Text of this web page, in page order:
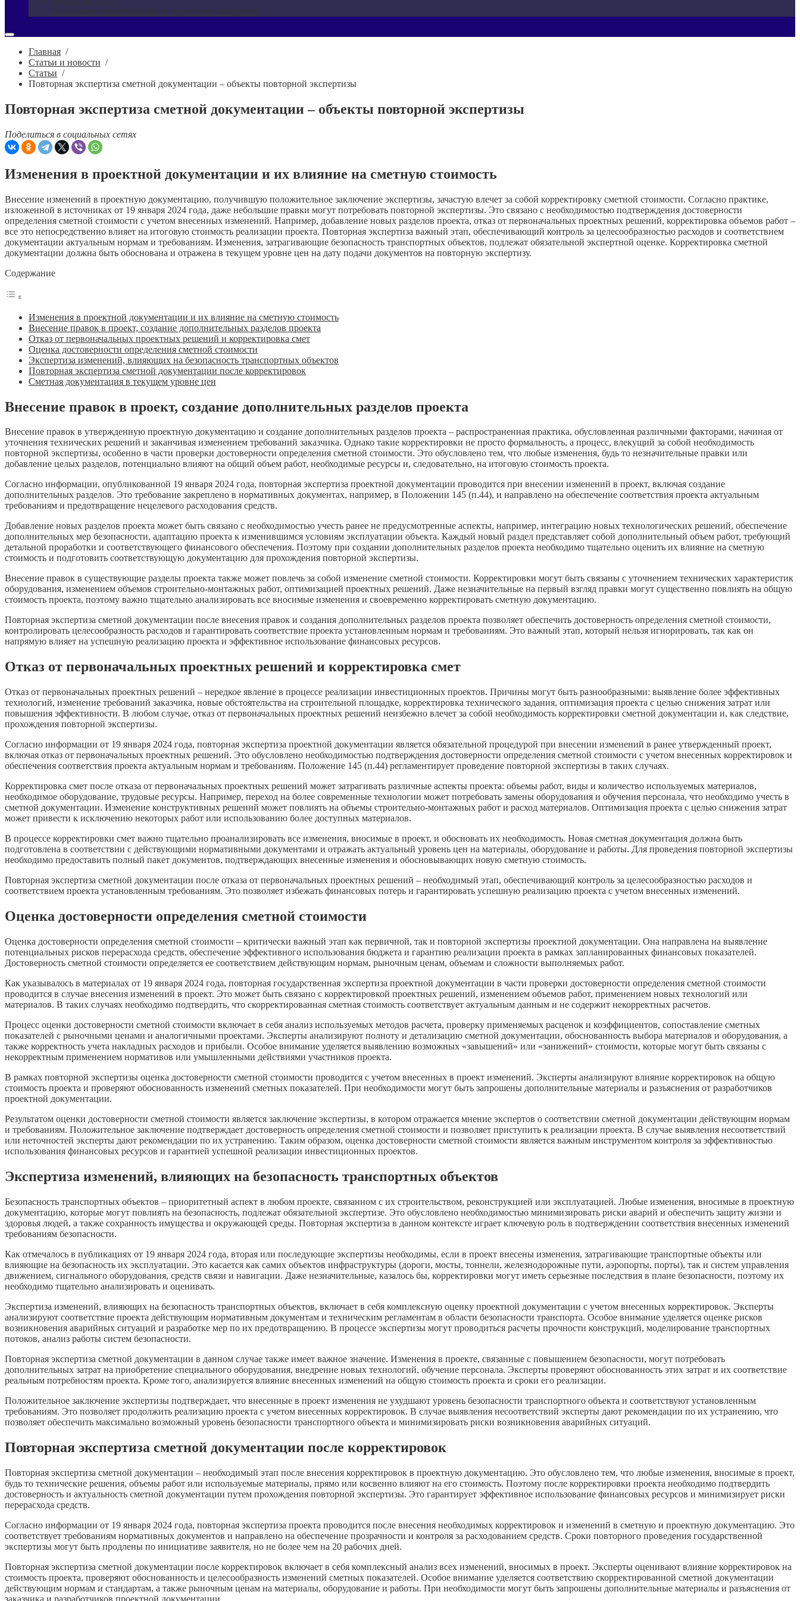
Взыскание с застройщика за недостатки квартиры
Главная /
Статьи и новости /
Статьи /
Повторная экспертиза сметной документации – объекты повторной экспертизы
Повторная экспертиза сметной документации – объекты повторной экспертизы
Поделиться в социальных сетях
Изменения в проектной документации и их влияние на сметную стоимость
Внесение изменений в проектную документацию, получившую положительное заключение экспертизы, зачастую влечет за собой корректировку сметной стоимости. Согласно практике,
изложенной в источниках от 19 января 2024 года, даже небольшие правки могут потребовать повторной экспертизы. Это связано с необходимостью подтверждения достоверности
определения сметной стоимости с учетом внесенных изменений. Например, добавление новых разделов проекта, отказ от первоначальных проектных решений, корректировка объемов работ –
все это непосредственно влияет на итоговую стоимость реализации проекта. Повторная экспертиза важный этап, обеспечивающий контроль за целесообразностью расходов и соответствием
документации актуальным нормам и требованиям. Изменения, затрагивающие безопасность транспортных объектов, подлежат обязательной экспертной оценке. Корректировка сметной
документации должна быть обоснована и отражена в текущем уровне цен на дату подачи документов на повторную экспертизу.
Содержание
Изменения в проектной документации и их влияние на сметную стоимость
Внесение правок в проект, создание дополнительных разделов проекта
Отказ от первоначальных проектных решений и корректировка смет
Оценка достоверности определения сметной стоимости
Экспертиза изменений, влияющих на безопасность транспортных объектов
Повторная экспертиза сметной документации после корректировок
Сметная документация в текущем уровне цен
Внесение правок в проект, создание дополнительных разделов проекта
Внесение правок в утвержденную проектную документацию и создание дополнительных разделов проекта – распространенная практика, обусловленная различными факторами, начиная от
уточнения технических решений и заканчивая изменением требований заказчика. Однако такие корректировки не просто формальность, а процесс, влекущий за собой необходимость
повторной экспертизы, особенно в части проверки достоверности определения сметной стоимости. Это обусловлено тем, что любые изменения, будь то незначительные правки или
добавление целых разделов, потенциально влияют на общий объем работ, необходимые ресурсы и, следовательно, на итоговую стоимость проекта.
Согласно информации, опубликованной 19 января 2024 года, повторная экспертиза проектной документации проводится при внесении изменений в проект, включая создание
дополнительных разделов. Это требование закреплено в нормативных документах, например, в Положении 145 (п.44), и направлено на обеспечение соответствия проекта актуальным
требованиям и предотвращение нецелевого расходования средств.
Добавление новых разделов проекта может быть связано с необходимостью учесть ранее не предусмотренные аспекты, например, интеграцию новых технологических решений, обеспечение
дополнительных мер безопасности, адаптацию проекта к изменившимся условиям эксплуатации объекта. Каждый новый раздел представляет собой дополнительный объем работ, требующий
детальной проработки и соответствующего финансового обеспечения. Поэтому при создании дополнительных разделов проекта необходимо тщательно оценить их влияние на сметную
стоимость и подготовить соответствующую документацию для прохождения повторной экспертизы.
Внесение правок в существующие разделы проекта также может повлечь за собой изменение сметной стоимости. Корректировки могут быть связаны с уточнением технических характеристик
оборудования, изменением объемов строительно-монтажных работ, оптимизацией проектных решений. Даже незначительные на первый взгляд правки могут существенно повлиять на общую
стоимость проекта, поэтому важно тщательно анализировать все вносимые изменения и своевременно корректировать сметную документацию.
Повторная экспертиза сметной документации после внесения правок и создания дополнительных разделов проекта позволяет обеспечить достоверность определения сметной стоимости,
контролировать целесообразность расходов и гарантировать соответствие проекта установленным нормам и требованиям. Это важный этап, который нельзя игнорировать, так как он
напрямую влияет на успешную реализацию проекта и эффективное использование финансовых ресурсов.
Отказ от первоначальных проектных решений и корректировка смет
Отказ от первоначальных проектных решений – нередкое явление в процессе реализации инвестиционных проектов. Причины могут быть разнообразными: выявление более эффективных
технологий, изменение требований заказчика, новые обстоятельства на строительной площадке, корректировка технического задания, оптимизация проекта с целью снижения затрат или
повышения эффективности. В любом случае, отказ от первоначальных проектных решений неизбежно влечет за собой необходимость корректировки сметной документации и, как следствие,
прохождения повторной экспертизы.
Согласно информации от 19 января 2024 года, повторная экспертиза проектной документации является обязательной процедурой при внесении изменений в ранее утвержденный проект,
включая отказ от первоначальных проектных решений. Это обусловлено необходимостью подтверждения достоверности определения сметной стоимости с учетом внесенных корректировок и
обеспечения соответствия проекта актуальным нормам и требованиям. Положение 145 (п.44) регламентирует проведение повторной экспертизы в таких случаях.
Корректировка смет после отказа от первоначальных проектных решений может затрагивать различные аспекты проекта: объемы работ, виды и количество используемых материалов,
необходимое оборудование, трудовые ресурсы. Например, переход на более современные технологии может потребовать замены оборудования и обучения персонала, что необходимо учесть в
сметной документации. Изменение конструктивных решений может повлиять на объемы строительно-монтажных работ и расход материалов. Оптимизация проекта с целью снижения затрат
может привести к исключению некоторых работ или использованию более доступных материалов.
В процессе корректировки смет важно тщательно проанализировать все изменения, вносимые в проект, и обосновать их необходимость. Новая сметная документация должна быть
подготовлена в соответствии с действующими нормативными документами и отражать актуальный уровень цен на материалы, оборудование и работы. Для проведения повторной экспертизы
необходимо предоставить полный пакет документов, подтверждающих внесенные изменения и обосновывающих новую сметную стоимость.
Повторная экспертиза сметной документации после отказа от первоначальных проектных решений – необходимый этап, обеспечивающий контроль за целесообразностью расходов и
соответствием проекта установленным требованиям. Это позволяет избежать финансовых потерь и гарантировать успешную реализацию проекта с учетом внесенных изменений.
Оценка достоверности определения сметной стоимости
Оценка достоверности определения сметной стоимости – критически важный этап как первичной, так и повторной экспертизы проектной документации. Она направлена на выявление
потенциальных рисков перерасхода средств, обеспечение эффективного использования бюджета и гарантию реализации проекта в рамках запланированных финансовых показателей.
Достоверность сметной стоимости определяется ее соответствием действующим нормам, рыночным ценам, объемам и сложности выполняемых работ.
Как указывалось в материалах от 19 января 2024 года, повторная государственная экспертиза проектной документации в части проверки достоверности определения сметной стоимости
проводится в случае внесения изменений в проект. Это может быть связано с корректировкой проектных решений, изменением объемов работ, применением новых технологий или
материалов. В таких случаях необходимо подтвердить, что скорректированная сметная стоимость соответствует актуальным данным и не содержит некорректных расчетов.
Процесс оценки достоверности сметной стоимости включает в себя анализ используемых методов расчета, проверку применяемых расценок и коэффициентов, сопоставление сметных
показателей с рыночными ценами и аналогичными проектами. Эксперты анализируют полноту и детализацию сметной документации, обоснованность выбора материалов и оборудования, а
также корректность учета накладных расходов и прибыли. Особое внимание уделяется выявлению возможных «завышений» или «занижений» стоимости, которые могут быть связаны с
некорректным применением нормативов или умышленными действиями участников проекта.
В рамках повторной экспертизы оценка достоверности сметной стоимости проводится с учетом внесенных в проект изменений. Эксперты анализируют влияние корректировок на общую
стоимость проекта и проверяют обоснованность изменений сметных показателей. При необходимости могут быть запрошены дополнительные материалы и разъяснения от разработчиков
проектной документации.
Результатом оценки достоверности сметной стоимости является заключение экспертизы, в котором отражается мнение экспертов о соответствии сметной документации действующим нормам
и требованиям. Положительное заключение подтверждает достоверность определения сметной стоимости и позволяет приступить к реализации проекта. В случае выявления несоответствий
или неточностей эксперты дают рекомендации по их устранению. Таким образом, оценка достоверности сметной стоимости является важным инструментом контроля за эффективностью
использования финансовых ресурсов и гарантией успешной реализации инвестиционных проектов.
Экспертиза изменений, влияющих на безопасность транспортных объектов
Безопасность транспортных объектов – приоритетный аспект в любом проекте, связанном с их строительством, реконструкцией или эксплуатацией. Любые изменения, вносимые в проектную
документацию, которые могут повлиять на безопасность, подлежат обязательной экспертизе. Это обусловлено необходимостью минимизировать риски аварий и обеспечить защиту жизни и
здоровья людей, а также сохранность имущества и окружающей среды. Повторная экспертиза в данном контексте играет ключевую роль в подтверждении соответствия внесенных изменений
требованиям безопасности.
Как отмечалось в публикациях от 19 января 2024 года, вторая или последующие экспертизы необходимы, если в проект внесены изменения, затрагивающие транспортные объекты или
влияющие на безопасность их эксплуатации. Это касается как самих объектов инфраструктуры (дороги, мосты, тоннели, железнодорожные пути, аэропорты, порты), так и систем управления
движением, сигнального оборудования, средств связи и навигации. Даже незначительные, казалось бы, корректировки могут иметь серьезные последствия в плане безопасности, поэтому их
необходимо тщательно анализировать и оценивать.
Экспертиза изменений, влияющих на безопасность транспортных объектов, включает в себя комплексную оценку проектной документации с учетом внесенных корректировок. Эксперты
анализируют соответствие проекта действующим нормативным документам и техническим регламентам в области безопасности транспорта. Особое внимание уделяется оценке рисков
возникновения аварийных ситуаций и разработке мер по их предотвращению. В процессе экспертизы могут проводиться расчеты прочности конструкций, моделирование транспортных
потоков, анализ работы систем безопасности.
Повторная экспертиза сметной документации в данном случае также имеет важное значение. Изменения в проекте, связанные с повышением безопасности, могут потребовать
дополнительных затрат на приобретение специального оборудования, внедрение новых технологий, обучение персонала. Эксперты проверяют обоснованность этих затрат и их соответствие
реальным потребностям проекта. Кроме того, анализируется влияние внесенных изменений на общую стоимость проекта и сроки его реализации.
Положительное заключение экспертизы подтверждает, что внесенные в проект изменения не ухудшают уровень безопасности транспортного объекта и соответствуют установленным
требованиям. Это позволяет продолжить реализацию проекта с учетом внесенных корректировок. В случае выявления несоответствий эксперты дают рекомендации по их устранению, что
позволяет обеспечить максимально возможный уровень безопасности транспортного объекта и минимизировать риски возникновения аварийных ситуаций.
Повторная экспертиза сметной документации после корректировок
Повторная экспертиза сметной документации – необходимый этап после внесения корректировок в проектную документацию. Это обусловлено тем, что любые изменения, вносимые в проект,
будь то технические решения, объемы работ или используемые материалы, прямо или косвенно влияют на его стоимость. Поэтому после корректировки проекта необходимо подтвердить
достоверность и актуальность сметной документации путем прохождения повторной экспертизы. Это гарантирует эффективное использование финансовых ресурсов и минимизирует риски
перерасхода средств.
Согласно информации от 19 января 2024 года, повторная экспертиза проекта проводится после внесения необходимых корректировок и изменений в сметную и проектную документацию. Это
соответствует требованиям нормативных документов и направлено на обеспечение прозрачности и контроля за расходованием средств. Сроки повторного проведения государственной
экспертизы могут быть продлены по инициативе заявителя, но не более чем на 20 рабочих дней.
Повторная экспертиза сметной документации после корректировок включает в себя комплексный анализ всех изменений, вносимых в проект. Эксперты оценивают влияние корректировок на
стоимость проекта, проверяют обоснованность и целесообразность изменений сметных показателей. Особое внимание уделяется соответствию скорректированной сметной документации
действующим нормам и стандартам, а также рыночным ценам на материалы, оборудование и работы. При необходимости могут быть запрошены дополнительные материалы и разъяснения от
заказчика и разработчиков проектной документации.